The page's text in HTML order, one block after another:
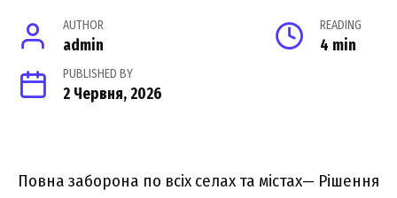
AUTHOR
admin
READING
4 min
PUBLISHED BY
2 Червня, 2026
Повна заборона по всіх селах та містах— Рішення